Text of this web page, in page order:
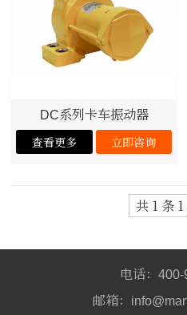
DC系列卡车振动器
共 1 条
电话： 400-
邮箱：